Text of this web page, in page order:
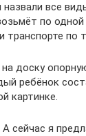
все
по одной
транспорте по
доску
ребёнок
картинке.
сейчас я